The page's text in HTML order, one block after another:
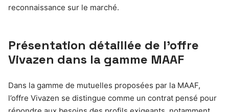
reconnaissance sur le marché.
Présentation détaillée de l’offre
Vivazen dans la gamme MAAF
Dans la gamme de mutuelles proposées par la MAAF,
l’offre Vivazen se distingue comme un contrat pensé pour